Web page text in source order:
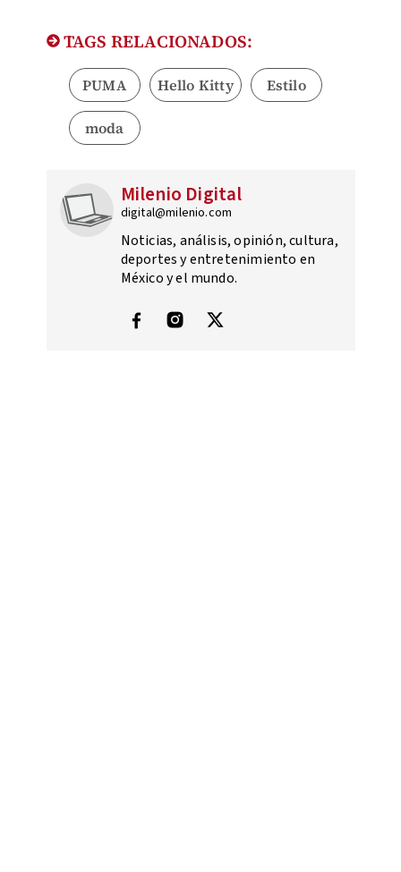
TAGS RELACIONADOS:
PUMA Hello Kitty Estilo
moda
Milenio Digital
digital@milenio.com
Noticias, análisis, opinión, cultura,
deportes y entretenimiento en
México y el mundo.